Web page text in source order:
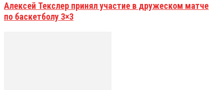
Алексей Текслер принял участие в дружеском матче
по баскетболу 3×3